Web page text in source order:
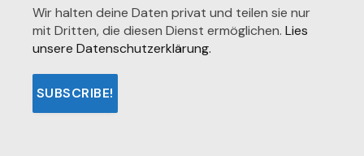
Wir halten deine Daten privat und teilen sie nur
mit Dritten, die diesen Dienst ermöglichen. Lies
unsere Datenschutzerklärung.